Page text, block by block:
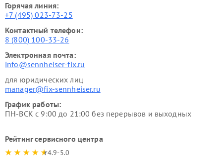
Горячая линия:
+7 (495) 023-73-25
Контактный телефон:
8 (800) 100-33-26
Электронная почта:
info@sennheiser-fix.ru
для юридических лиц
manager@fix-sennheiser.ru
График работы:
ПН-ВСК с 9:00 до 21:00 без перерывов и выходных
Рейтинг сервисного центра
4.9-5.0